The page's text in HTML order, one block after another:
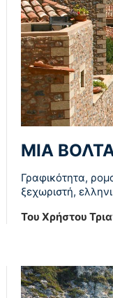
ΜΙΑ
Γραφικότητα,
ξεχωριστή,
Του Χρήστου